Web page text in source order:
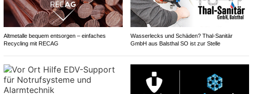
Altmetalle bequem entsorgen – einfaches
Recycling mit RECAG
Wasserlecks und Schäden? Thal-Sanitär
GmbH aus Balsthal SO ist zur Stelle